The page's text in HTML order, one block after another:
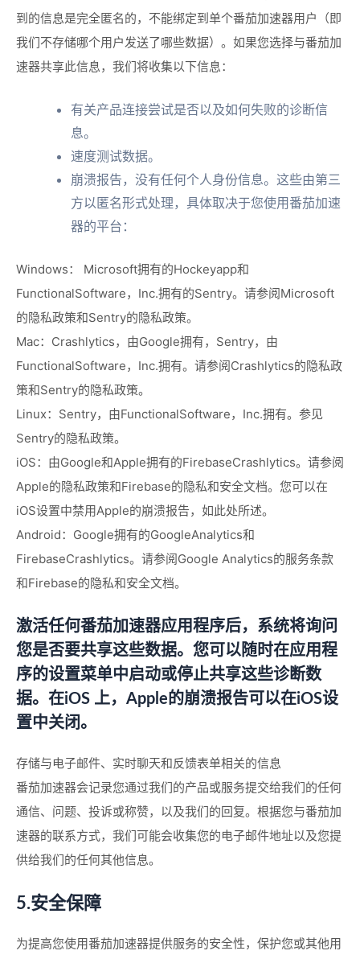
到的信息是完全匿名的，不能绑定到单个番茄加速器用户（即
我们不存储哪个用户发送了哪些数据）。如果您选择与番茄加
速器共享此信息，我们将收集以下信息：
有关产品连接尝试是否以及如何失败的诊断信
息。
速度测试数据。
崩溃报告，没有任何个人身份信息。这些由第三
方以匿名形式处理，具体取决于您使用番茄加速
器的平台：
Windows： Microsoft拥有的Hockeyapp和
FunctionalSoftware，Inc.拥有的Sentry。请参阅Microsoft
的隐私政策和Sentry的隐私政策。
Mac：Crashlytics，由Google拥有，Sentry，由
FunctionalSoftware，Inc.拥有。请参阅Crashlytics的隐私政
策和Sentry的隐私政策。
Linux：Sentry，由FunctionalSoftware，Inc.拥有。参见
Sentry的隐私政策。
iOS：由Google和Apple拥有的FirebaseCrashlytics。请参阅
Apple的隐私政策和Firebase的隐私和安全文档。您可以在
iOS设置中禁用Apple的崩溃报告，如此处所述。
Android：Google拥有的GoogleAnalytics和
FirebaseCrashlytics。请参阅Google Analytics的服务条款
和Firebase的隐私和安全文档。
激活任何番茄加速器应用程序后，系统将询问
您是否要共享这些数据。您可以随时在应用程
序的设置菜单中启动或停止共享这些诊断数
据。在iOS 上，Apple的崩溃报告可以在iOS设
置中关闭。
存储与电子邮件、实时聊天和反馈表单相关的信息
番茄加速器会记录您通过我们的产品或服务提交给我们的任何
通信、问题、投诉或称赞，以及我们的回复。根据您与番茄加
速器的联系方式，我们可能会收集您的电子邮件地址以及您提
供给我们的任何其他信息。
5.安全保障
为提高您使用番茄加速器提供服务的安全性，保护您或其他用